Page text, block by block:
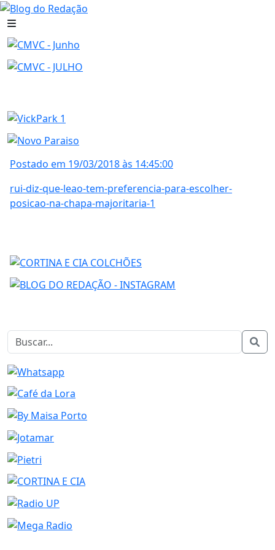
Postado em 19/03/2018 às 14:45:00
rui-diz-que-leao-tem-preferencia-para-escolher-
posicao-na-chapa-majoritaria-1